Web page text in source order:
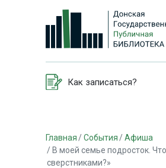
Как записаться?
Главная События
Афиша
В моей семье подросток.
сверстниками?»